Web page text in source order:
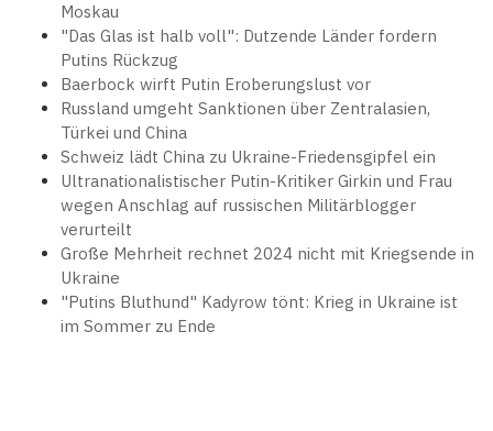
Moskau
"Das Glas ist halb voll": Dutzende Länder fordern
Putins Rückzug
Baerbock wirft Putin Eroberungslust vor
Russland umgeht Sanktionen über Zentralasien,
Türkei und China
Schweiz lädt China zu Ukraine-Friedensgipfel ein
Ultranationalistischer Putin-Kritiker Girkin und Frau
wegen Anschlag auf russischen Militärblogger
verurteilt
Große Mehrheit rechnet 2024 nicht mit Kriegsende in
Ukraine
"Putins Bluthund" Kadyrow tönt: Krieg in Ukraine ist
im Sommer zu Ende